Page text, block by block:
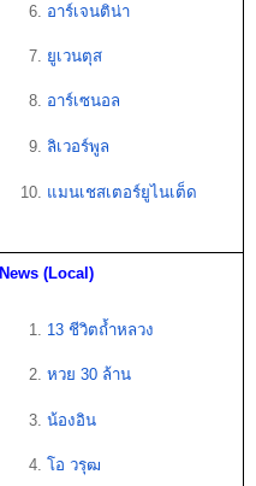
อาร์เจนติน่า
ยูเวนตุส
อาร์เซนอล
ลิเวอร์พูล
แมนเชสเตอร์ยูไนเต็ด
News (Local)
13 ชีวิตถ้ำหลวง
หวย 30 ล้าน
น้องอิน
โอ วรุฒ